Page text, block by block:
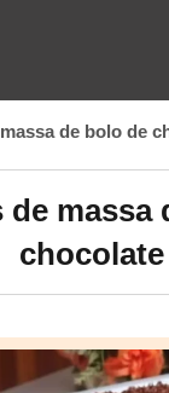
massa de bolo de
massa
chocolate